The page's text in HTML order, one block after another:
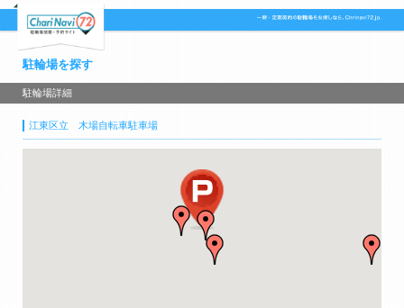
駐輪場を探す
駐輪場詳細
江東区立 木場自転車駐車場